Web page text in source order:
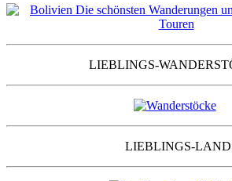
LIEBLINGS-
LIEBLINGS-LAND